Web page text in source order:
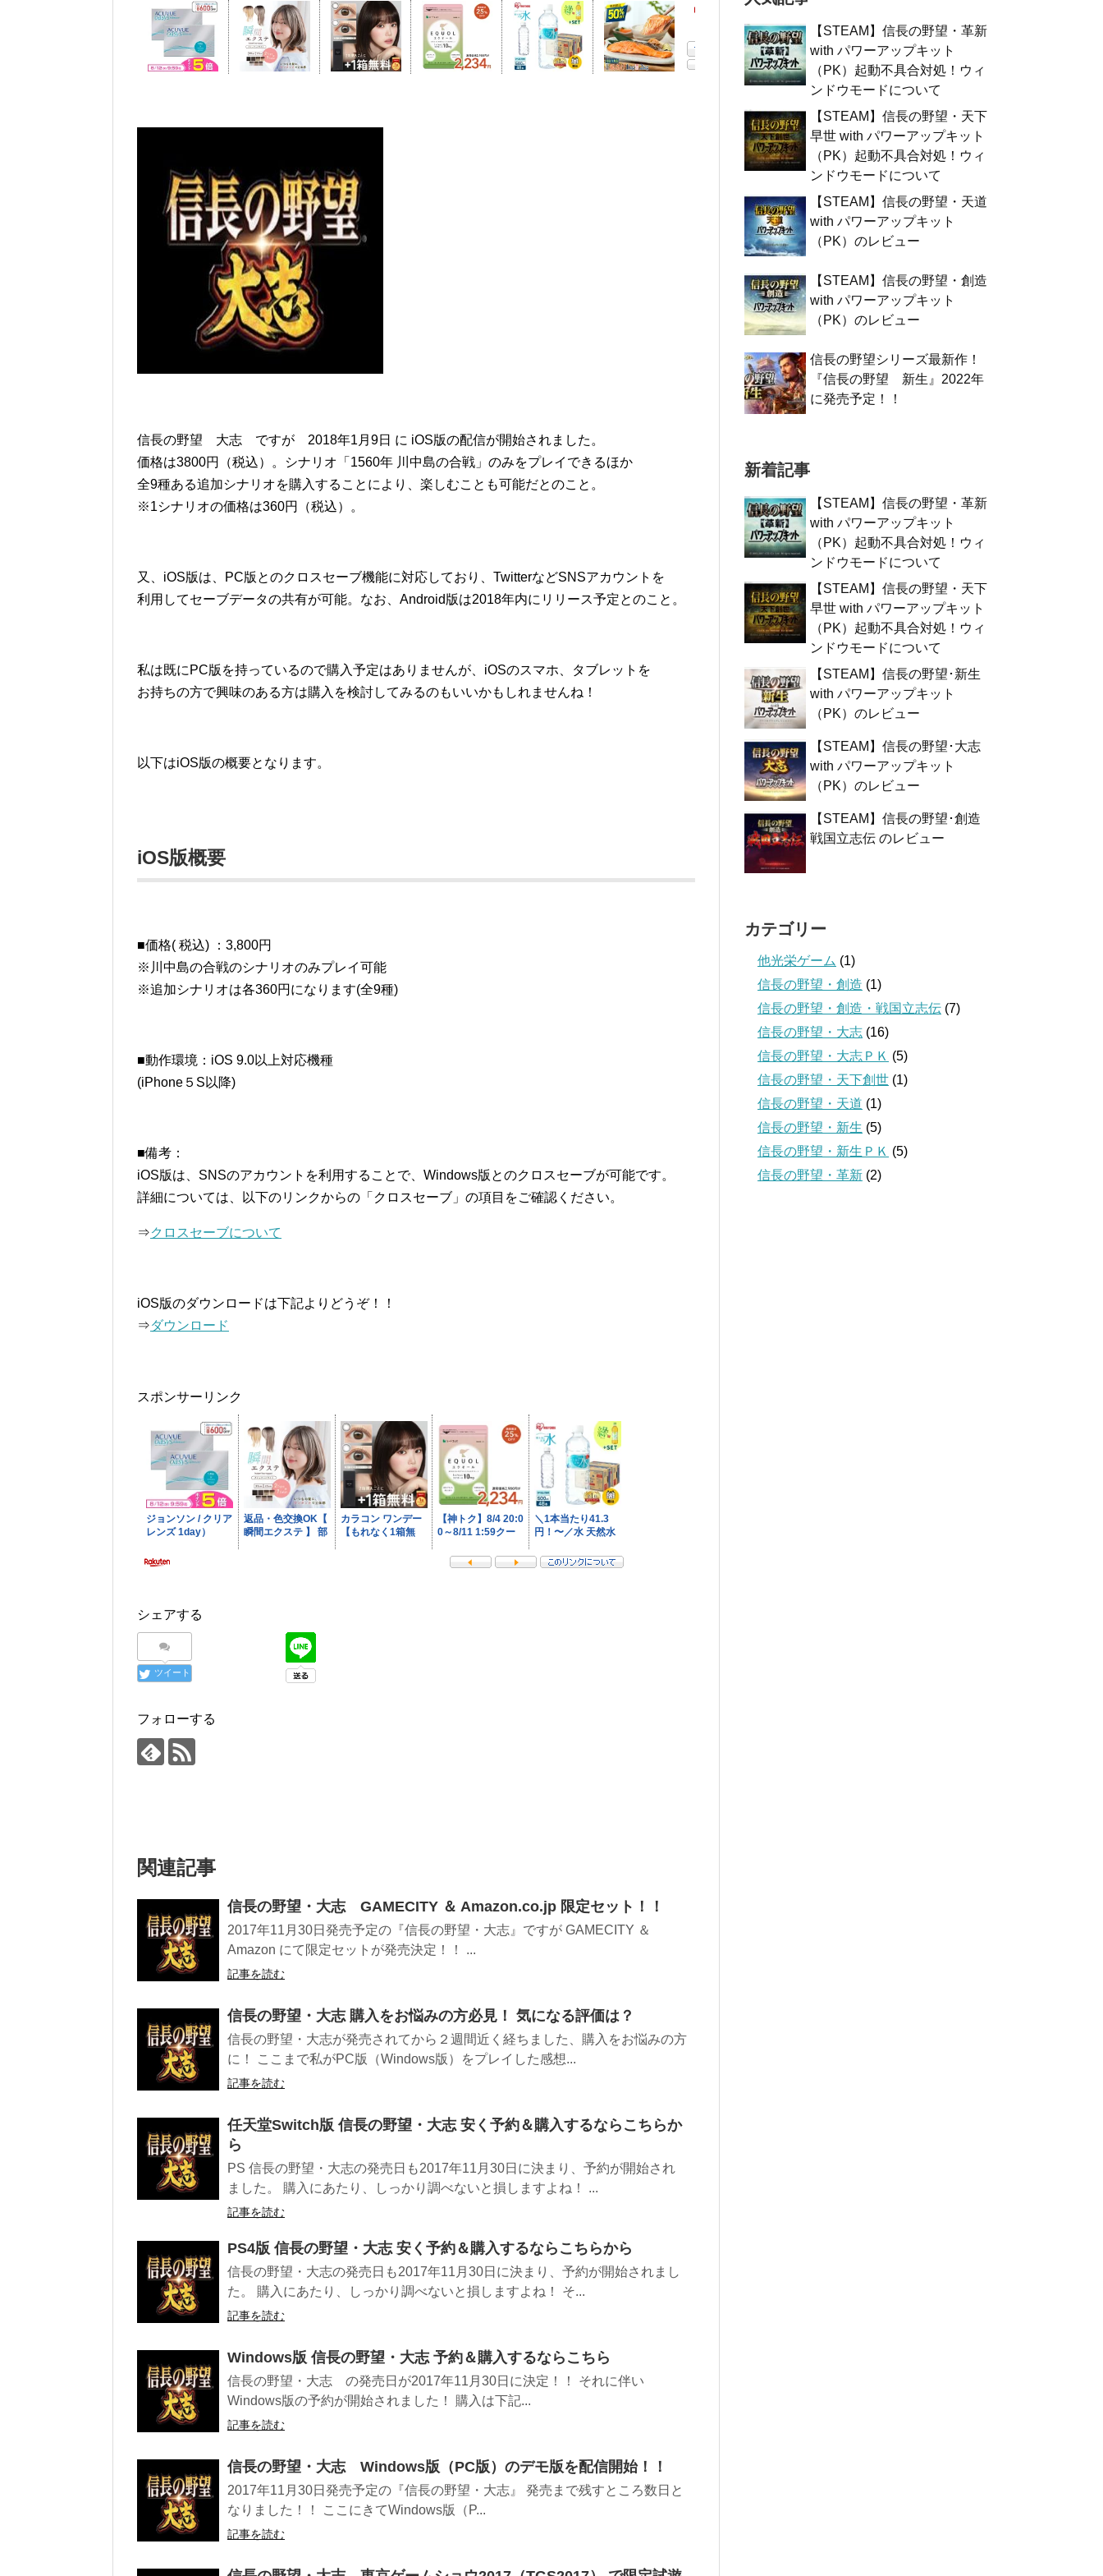
信長の野望 大志 ですが 2018年1月9日 に iOS版の配信が開始されました。
価格は3800円（税込）。シナリオ「1560年 川中島の合戦」のみをプレイできるほか
全9種ある追加シナリオを購入することにより、楽しむことも可能だとのこと。
※1シナリオの価格は360円（税込）。
又、iOS版は、PC版とのクロスセーブ機能に対応しており、TwitterなどSNSアカウントを
利用してセーブデータの共有が可能。なお、Android版は2018年内にリリース予定とのこと。
私は既にPC版を持っているので購入予定はありませんが、iOSのスマホ、タブレットを
お持ちの方で興味のある方は購入を検討してみるのもいいかもしれませんね！
以下はiOS版の概要となります。
iOS版概要
■価格( 税込) ：3,800円
※川中島の合戦のシナリオのみプレイ可能
※追加シナリオは各360円になります(全9種)
■動作環境：iOS 9.0以上対応機種
(iPhone５S以降)
■備考：
iOS版は、SNSのアカウントを利用することで、Windows版とのクロスセーブが可能です。
詳細については、以下のリンクからの「クロスセーブ」の項目をご確認ください。
⇒クロスセーブについて
iOS版のダウンロードは下記よりどうぞ！！
⇒ダウンロード
スポンサーリンク
シェアする
ツイート
フォローする
関連記事
信長の野望・大志 GAMECITY ＆ Amazon.co.jp 限定セット！！
2017年11月30日発売予定の『信長の野望・大志』ですが GAMECITY ＆
Amazon にて限定セットが発売決定！！ ...
記事を読む
信長の野望・大志 購入をお悩みの方必見！ 気になる評価は？
信長の野望・大志が発売されてから２週間近く経ちました、購入をお悩みの方
に！ ここまで私がPC版（Windows版）をプレイした感想...
記事を読む
任天堂Switch版 信長の野望・大志 安く予約＆購入するならこちらか
ら
PS 信長の野望・大志の発売日も2017年11月30日に決まり、予約が開始され
ました。 購入にあたり、しっかり調べないと損しますよね！ ...
記事を読む
PS4版 信長の野望・大志 安く予約＆購入するならこちらから
信長の野望・大志の発売日も2017年11月30日に決まり、予約が開始されまし
た。 購入にあたり、しっかり調べないと損しますよね！ そ...
記事を読む
Windows版 信長の野望・大志 予約＆購入するならこちら
信長の野望・大志 の発売日が2017年11月30日に決定！！ それに伴い
Windows版の予約が開始されました！ 購入は下記...
記事を読む
信長の野望・大志 Windows版（PC版）のデモ版を配信開始！！
2017年11月30日発売予定の『信長の野望・大志』 発売まで残すところ数日と
なりました！！ ここにきてWindows版（P...
記事を読む
【STEAM】信長の野望・革新
with パワーアップキット
（PK）起動不具合対処！ウィ
ンドウモードについて
【STEAM】信長の野望・天下
早世 with パワーアップキット
（PK）起動不具合対処！ウィ
ンドウモードについて
【STEAM】信長の野望・天道
with パワーアップキット
（PK）のレビュー
【STEAM】信長の野望・創造
with パワーアップキット
（PK）のレビュー
信長の野望シリーズ最新作！
『信長の野望 新生』2022年
に発売予定！！
新着記事
【STEAM】信長の野望・革新
with パワーアップキット
（PK）起動不具合対処！ウィ
ンドウモードについて
【STEAM】信長の野望・天下
早世 with パワーアップキット
（PK）起動不具合対処！ウィ
ンドウモードについて
【STEAM】信長の野望･新生
with パワーアップキット
（PK）のレビュー
【STEAM】信長の野望･大志
with パワーアップキット
（PK）のレビュー
【STEAM】信長の野望･創造
戦国立志伝 のレビュー
カテゴリー
他光栄ゲーム (1)
信長の野望・創造 (1)
信長の野望・創造・戦国立志伝 (7)
信長の野望・大志 (16)
信長の野望・大志ＰＫ (5)
信長の野望・天下創世 (1)
信長の野望・天道 (1)
信長の野望・新生 (5)
信長の野望・新生ＰＫ (5)
信長の野望・革新 (2)